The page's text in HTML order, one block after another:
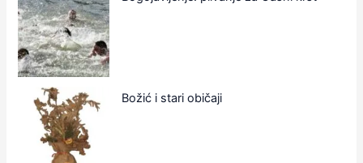
Božić i stari običaji